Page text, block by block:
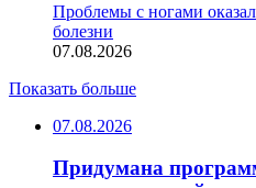
Проблемы с ногами
болезни
07.08.2026
Показать больше
07.08.2026
Придумана